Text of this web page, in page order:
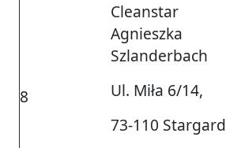
8
Cleanstar
Agnieszka
Szlanderbach
Ul. Miła 6/14,
73-110 Stargard